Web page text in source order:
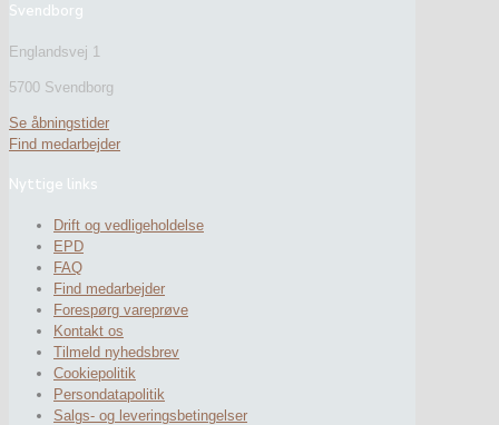
Svendborg
Englandsvej 1
5700 Svendborg
Se åbningstider
Find medarbejder
Nyttige links
Drift og vedligeholdelse
EPD
FAQ
Find medarbejder
Forespørg vareprøve
Kontakt os
Tilmeld nyhedsbrev
Cookiepolitik
Persondatapolitik
Salgs- og leveringsbetingelser